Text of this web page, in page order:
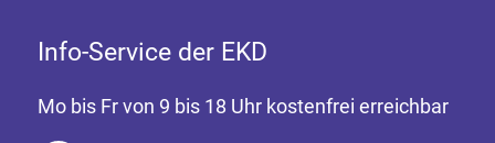
Info-Service der EKD
Mo bis Fr von 9 bis 18 Uhr kostenfrei erreichbar